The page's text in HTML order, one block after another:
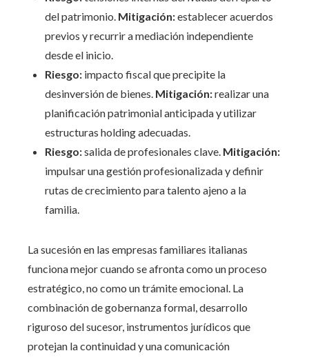
del patrimonio. Mitigación:establecer acuerdos
previos y recurrir a mediación independiente
desde el inicio.
Riesgo: impacto fiscal que precipite la
desinversión de bienes. Mitigación:realizar una
planificación patrimonial anticipada y utilizar
estructuras holding adecuadas.
Riesgo:salida de profesionales clave. Mitigación:
impulsar una gestión profesionalizada y definir
rutas de crecimiento para talento ajeno a la
familia.
La sucesión en las empresas familiares italianas
funciona mejor cuando se afronta como un proceso
estratégico, no como un trámite emocional. La
combinación de gobernanza formal, desarrollo
riguroso del sucesor, instrumentos jurídicos que
protejan la continuidad y una comunicación